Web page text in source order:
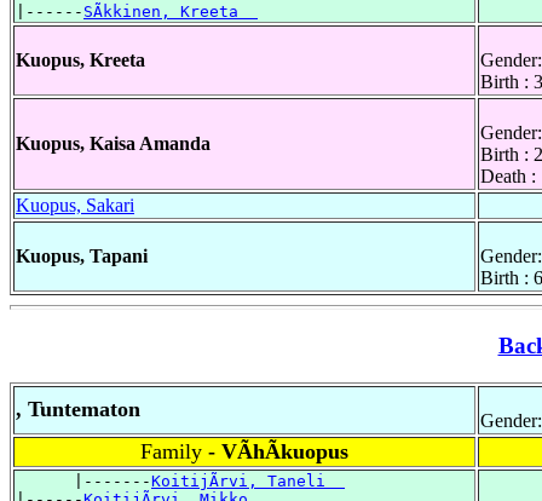
|------ SÃkkinen, Kreeta
Kuopus, Kreeta
Birth :
Kuopus, Kaisa Amanda
Birth :
Death :
Kuopus, Sakari
Kuopus, Tapani
Birth :
, Tuntematon
Family - VÃhÃkuopus
      |-------
KoitijÃrvi, Taneli